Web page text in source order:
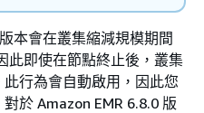
本會在叢集縮減規模期間
此即使在節點終止後，叢集
行為會自動啟用，因此您
於 Amazon EMR 6.8.0 版